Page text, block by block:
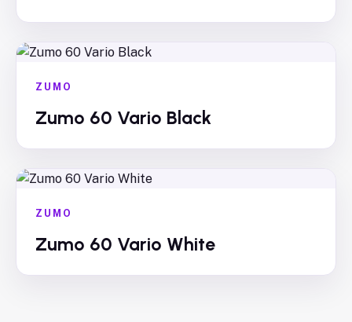
ZUMO
Zumo 60 Vario Black
ZUMO
Zumo 60 Vario White